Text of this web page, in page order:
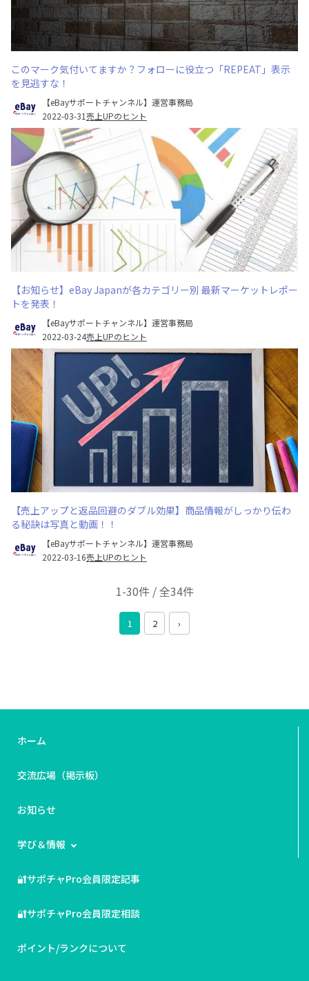
このマーク気付いてますか？フォローに役立つ「REPEAT」表示
を見逃すな！
【eBayサポートチャンネル】運営事務局
2022-03-31売上UPのヒント
【お知らせ】eBay Japanが各カテゴリー別 最新マーケットレポー
トを発表！
【eBayサポートチャンネル】運営事務局
2022-03-24売上UPのヒント
【売上アップと返品回避のダブル効果】商品情報がしっかり伝わ
る秘訣は写真と動画！！
【eBayサポートチャンネル】運営事務局
2022-03-16売上UPのヒント
1-30件 / 全34件
1 2 ›
ホーム
交流広場（掲示板）
お知らせ
学び＆情報
🔐サポチャPro会員限定記事
🔐サポチャPro会員限定相談
ポイント/ランクについて